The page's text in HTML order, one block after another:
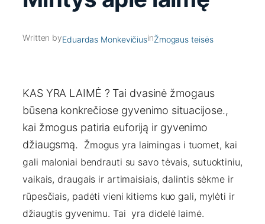
Written byEduardas MonkevičiusinŽmogaus teisės
KAS YRA LAIMĖ ? Tai dvasinė žmogaus
būsena konkrečiose gyvenimo situacijose.,
kai žmogus patiria euforiją ir gyvenimo
džiaugsmą. Žmogus yra laimingas i tuomet, kai
gali maloniai bendrauti su savo tėvais, sutuoktiniu,
vaikais, draugais ir artimaisiais, dalintis sėkme ir
rūpesčiais, padėti vieni kitiems kuo gali, mylėti ir
džiaugtis gyvenimu. Tai yra didelė laimė.